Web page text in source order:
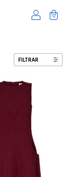
0
FILTRAR